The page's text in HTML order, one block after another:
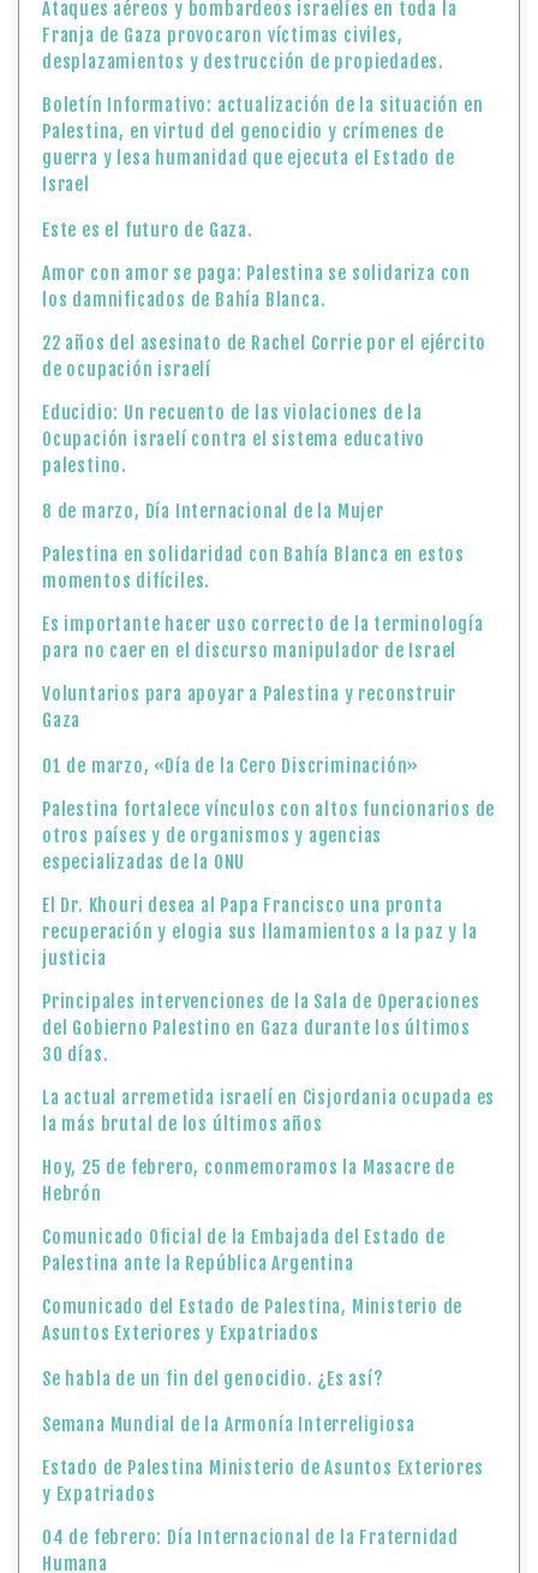
Ataques aéreos y bombardeos israelíes en toda la
Franja de Gaza provocaron víctimas civiles,
desplazamientos y destrucción de propiedades.
Boletín Informativo: actualización de la situación en
Palestina, en virtud del genocidio y crímenes de
guerra y lesa humanidad que ejecuta el Estado de
Israel
Este es el futuro de Gaza.
Amor con amor se paga: Palestina se solidariza con
los damnificados de Bahía Blanca.
22 años del asesinato de Rachel Corrie por el ejército
de ocupación israelí
Educidio: Un recuento de las violaciones de la
Ocupación israelí contra el sistema educativo
palestino.
8 de marzo, Día Internacional de la Mujer
Palestina en solidaridad con Bahía Blanca en estos
momentos difíciles.
Es importante hacer uso correcto de la terminología
para no caer en el discurso manipulador de Israel
Voluntarios para apoyar a Palestina y reconstruir
Gaza
01 de marzo, «Día de la Cero Discriminación»
Palestina fortalece vínculos con altos funcionarios de
otros países y de organismos y agencias
especializadas de la ONU
El Dr. Khouri desea al Papa Francisco una pronta
recuperación y elogia sus llamamientos a la paz y la
justicia
Principales intervenciones de la Sala de Operaciones
del Gobierno Palestino en Gaza durante los últimos
30 días.
La actual arremetida israelí en Cisjordania ocupada es
la más brutal de los últimos años
Hoy, 25 de febrero, conmemoramos la Masacre de
Hebrón
Comunicado Oficial de la Embajada del Estado de
Palestina ante la República Argentina
Comunicado del Estado de Palestina, Ministerio de
Asuntos Exteriores y Expatriados
Se habla de un fin del genocidio. ¿Es así?
Semana Mundial de la Armonía Interreligiosa
Estado de Palestina Ministerio de Asuntos Exteriores
y Expatriados
04 de febrero: Día Internacional de la Fraternidad
Humana